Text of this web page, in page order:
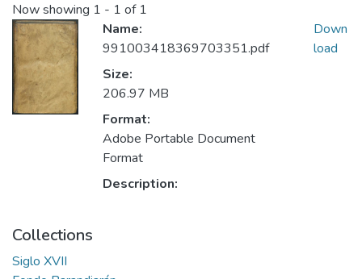
Now showing 1 - 1 of 1
Name:
991003418369703351.pdf
Size:
206.97 MB
Format:
Adobe Portable Document
Format
Description:
Down
load
Collections
Siglo XVII